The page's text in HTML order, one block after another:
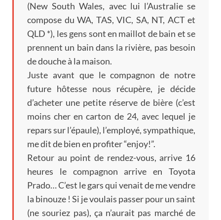
(New South Wales, avec lui l’Australie se
compose du WA, TAS, VIC, SA, NT, ACT et
QLD *), les gens sont en maillot de bain et se
prennent un bain dans la rivière, pas besoin
de douche à la maison.
Juste avant que le compagnon de notre
future hôtesse nous récupère, je décide
d’acheter une petite réserve de bière (c’est
moins cher en carton de24, avec lequel je
repars sur l’épaule), l’employé,sympathique,
me dit de bien en profiter“enjoy!”.
Retour au point de rendez-vous, arrive 16
heures le compagnon arrive en Toyota
Prado…C’est le gars qui venait de me vendre
la binouze ! Si je voulais passer pour un saint
(ne souriez pas), ça n’aurait pas marché de